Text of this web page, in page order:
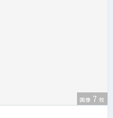
画像 7 枚